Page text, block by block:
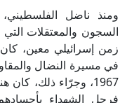
ومنذ ناضل
السجون والمعتقلات
زمن إسرائيلي معين،
في مسيرة النضال
1967، وجرّاء ذلك،
فرحل الشهداء